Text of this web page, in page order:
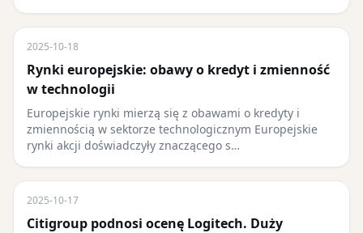
2025-10-18
Rynki europejskie: obawy o kredyt i zmienność
w technologii
Europejskie rynki mierzą się z obawami o kredyty i
zmiennością w sektorze technologicznym Europejskie
rynki akcji doświadczyły znaczącego s…
2025-10-17
Citigroup podnosi ocenę Logitech. Duży